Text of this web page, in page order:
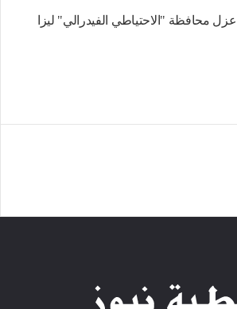
محافظة "الاحتياطي الفيدرالي" ليزا